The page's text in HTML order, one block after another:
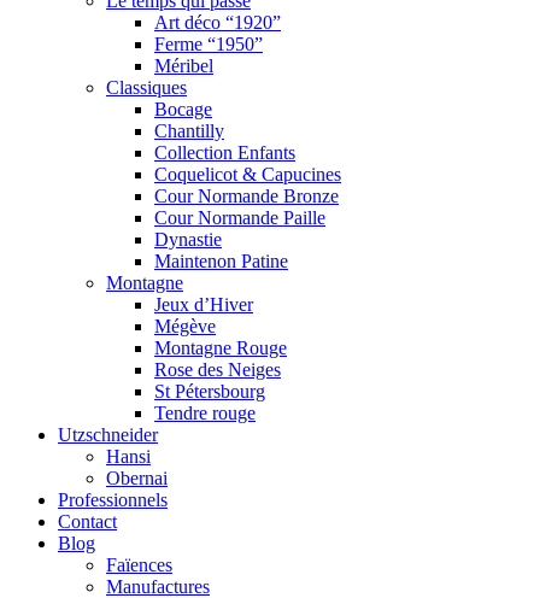
Art déco “1920”
Ferme “1950”
Méribel
Classiques
Bocage
Chantilly
Collection Enfants
Coquelicot & Capucines
Cour Normande Bronze
Cour Normande Paille
Dynastie
Maintenon Patine
Montagne
Jeux d’Hiver
Mégève
Montagne Rouge
Rose des Neiges
St Pétersbourg
Tendre rouge
Utzschneider
Hansi
Obernai
Professionnels
Contact
Blog
Faïences
Manufactures